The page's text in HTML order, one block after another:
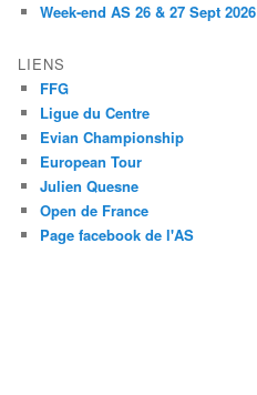
Week-end AS 26 & 27 Sept 2026
LIENS
FFG
Ligue du Centre
Evian Championship
European Tour
Julien Quesne
Open de France
Page facebook de l'AS